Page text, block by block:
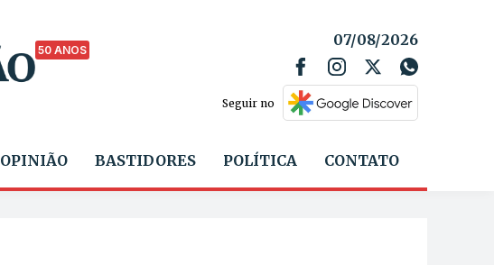
50 ANOS
07/08/2026
Seguir no
OPINIÃO BASTIDORES POLÍTICA CONTATO